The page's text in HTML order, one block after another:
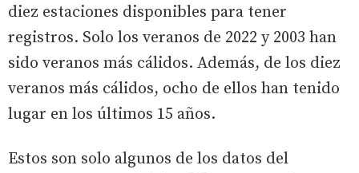
diez estaciones disponibles para tener
registros. Solo los veranos de 2022 y 2003 han
sido veranos más cálidos. Además, de los diez
veranos más cálidos, ocho de ellos han tenido
lugar en los últimos 15 años.
Estos son solo algunos de los datos del